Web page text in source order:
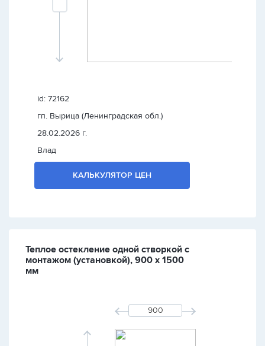
id: 72162
гп. Вырица (Ленинградская обл.)
28.02.2026 г.
Влад
КАЛЬКУЛЯТОР ЦЕН
Теплое остекление одной створкой с
монтажом (установкой), 900 х 1500
мм